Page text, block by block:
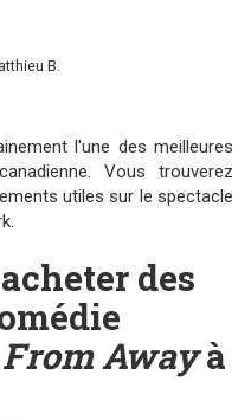
B.
l'une des meilleures
Vous trouverez
utiles sur le spectacle
des
From Awayà